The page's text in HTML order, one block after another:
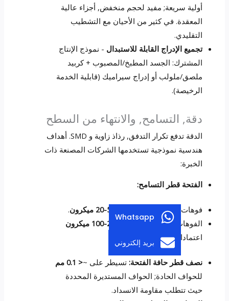
أولية سريعة; مفيد لحجم منخفض, أجزاء عالية
المعقدة. في كثير من الأحيان مع التشطيب
التقليدي.
تجميع الإدراج القابلة للاستبدال - نموذج الإنتاج
المشترك: الجسد المطبخ/المصبوب + كربيد
ملصق/ملولب أو إدراج سيراميك (قابلية الخدمة
الرخيصة).
دقة, التسامح, والانتهاء من السطح
الدقة تدفع تكرار التدفق, رذاذ زاوية و SMD. أهداف
هندسية نموذجية تستخدمها الشركات المصنعة ذات
الخبرة:
الفتحة قطر التسامح:
فوهات الدقة (طبي, وقود):
.
الفوهات الصناعية العامة:
اعتمادا على الحجم.
نصف قطر حافة الفتحة:تسيطر على ~< 0.1 مم
للحواف الحادة; الحواف المستديرة المحددة
حيث تتطلب مقاومة الانسداد.
Whatsapp
بريد إلكتروني